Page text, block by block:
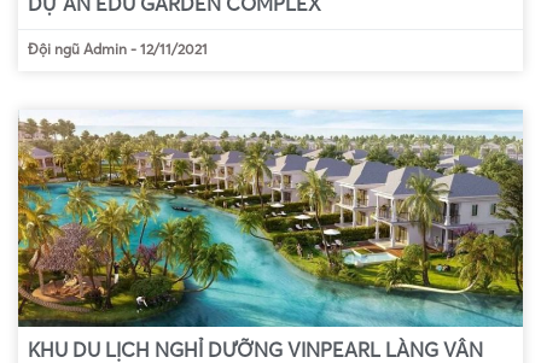
DỰ ÁN EDU GARDEN COMPLEX
Đội ngũ Admin - 12/11/2021
KHU DU LỊCH NGHỈ DƯỠNG VINPEARL LÀNG VÂN